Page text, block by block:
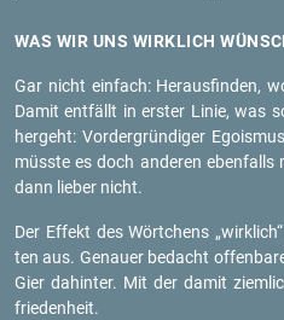
WAS WIR UNS WIRK­LICH
Gar nicht ein­fach: Her­aus­fin­den,
Damit ent­fällt in ers­ter Linie, was
her­geht: Vor­der­grün­di­ger
müss­te es doch an­de­ren eben­falls
dann lie­ber nicht.
Der Ef­fekt des Wört­chens
ten aus. Ge­nau­er be­dacht
Gier da­hin­ter. Mit der damit
frie­den­heit.